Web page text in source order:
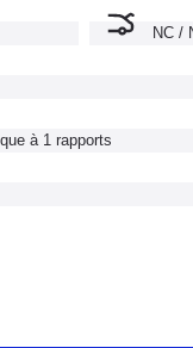
NC /
à 1 rapports